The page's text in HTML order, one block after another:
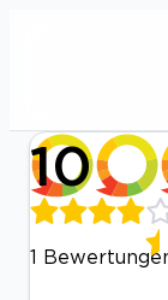
10
1